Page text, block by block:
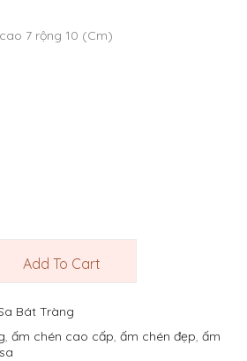
7 rộng 10 (Cm)
Add To Cart
Bát Tràng
, ấm chén cao cấp, ấm chén đẹp, ấm